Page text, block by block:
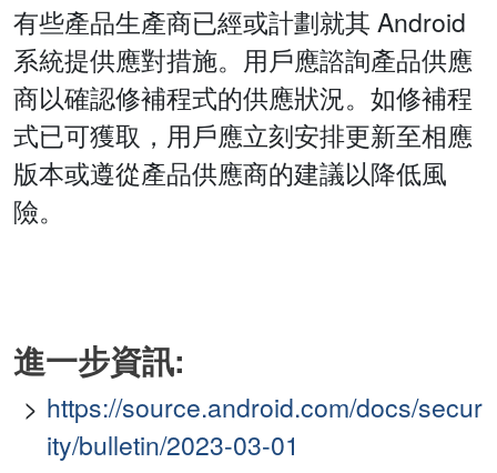
有些產品生產商已經或計劃就其 Android
系統提供應對措施。用戶應諮詢產品供應
商以確認修補程式的供應狀況。如修補程
式已可獲取，用戶應立刻安排更新至相應
版本或遵從產品供應商的建議以降低風
險。
進一步資訊:
https://source.android.com/docs/secur
ity/bulletin/2023-03-01